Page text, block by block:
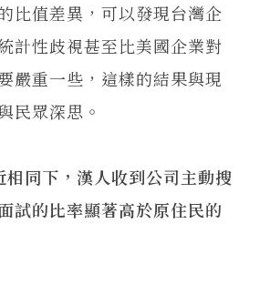
比值差異，可以發現台灣企
計性歧視甚至比美國企業對
嚴重一些，這樣的結果與現
民眾深思。
同下，漢人收到公司主動搜
試的比率顯著高於原住民的